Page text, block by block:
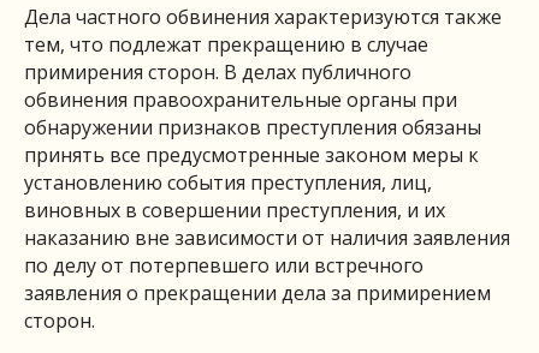
Дела частного обвинения характеризуются также
тем, что подлежат прекращению в случае
примирения сторон. В делах публичного
обвинения правоохранительные органы при
обнаружении признаков преступления обязаны
принять все предусмотренные законом меры к
установлению события преступления, лиц,
виновных в совершении преступления, и их
наказанию вне зависимости от наличия заявления
по делу от потерпевшего или встречного
заявления о прекращении дела за примирением
сторон.